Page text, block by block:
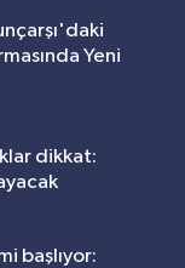
Yeni
dikkat:
başlıyor: